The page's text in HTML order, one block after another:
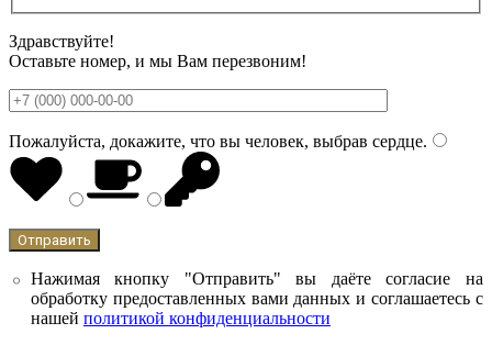
Здравствуйте!
Оставьте номер, и мы Вам перезвоним!
Пожалуйста, докажите, что вы человек, выбрав сердце.
Нажимая кнопку "Отправить" вы даёте согласие на
обработку предоставленных вами данных и соглашаетесь с
нашей политикой конфиденциальности